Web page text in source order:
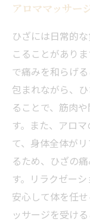
アロママッサー
ひざには日常的
こることがあり
で痛みを和らげ
包まれながら、
ることで、筋肉
す。また、アロ
て、身体全体が
るため、ひざの
す。リラクゼー
安心して体を任
ッサージを受け